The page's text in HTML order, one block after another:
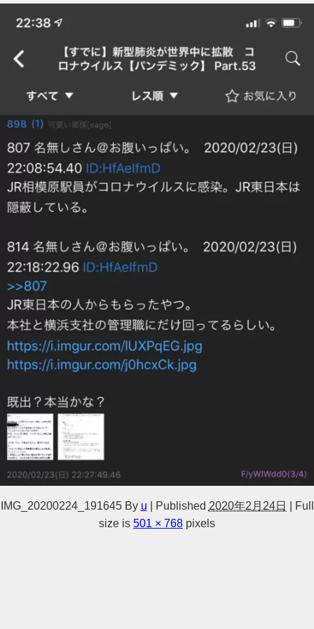
IMG_20200224_191645 By u Published 2020年2月24日
Full
size is 501 × 768 pixels